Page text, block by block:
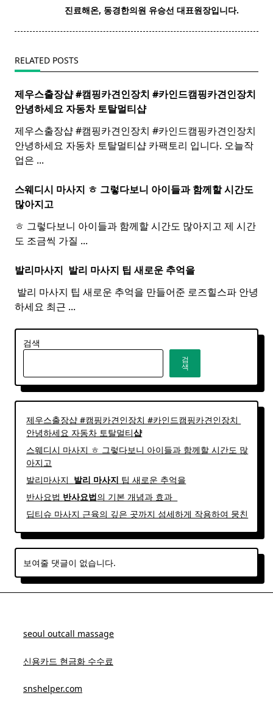
text">Page</span>
진료해온, 동경한의원 유승선 대표원장입니다. ​ ​
RELATED POSTS
제우스출장샵 #캠핑카견인장치 #카인드캠핑카견인장치 ​
안녕하세요 자동차 토탈멀티샵
제우스출장샵 #캠핑카견인장치 #카인드캠핑카견인장치 ​
안녕하세요 자동차 토탈멀티샵 카팩토리 입니다. 오늘작
업은 ...
스웨디시 마사지 ㅎ 그렇다보니 아이들과 함께할 시간도
많아지고
ㅎ 그렇다보니 아이들과 함께할 시간도 많아지고 제 시간
도 조금씩 가질 ...
발리마사지 ​ 발리 마사지 팁 새로운 추억을
​ 발리 마사지 팁 새로운 추억을 만들어준 로즈힐스파 안녕
하세요 최근 ...
검색
검
색
제우스출장샵 #캠핑카견인장치 #카인드캠핑카견인장치 ​
안녕하세요 자동차 토탈멀티샵
스웨디시 마사지 ㅎ 그렇다보니 아이들과 함께할 시간도 많
아지고
발리마사지 ​ 발리 마사지 팁 새로운 추억을
반사요법 반사요법의 기본 개념과 효과 ​ ​
딥티슈 마사지 근육의 깊은 곳까지 섬세하게 작용하여 뭉친
보여줄 댓글이 없습니다.
seoul outcall massage
신용카드 현금화 수수료
snshelper.com